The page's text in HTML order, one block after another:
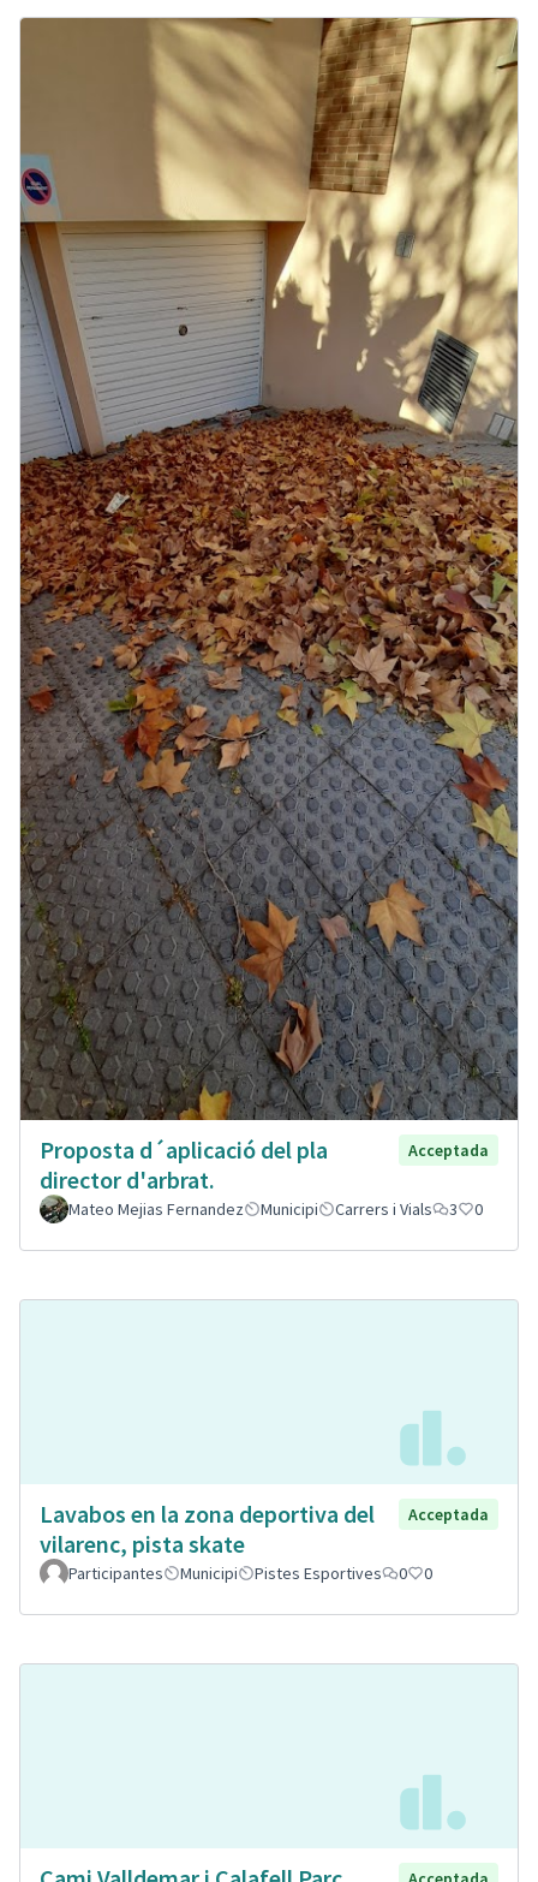
Proposta d´aplicació del pla
director d'arbrat.
Acceptada
Mateo Mejias Fernandez Municipi Carrers i Vials 3 0
Lavabos en la zona deportiva del
vilarenc, pista skate
Acceptada
Participantes Municipi Pistes Esportives 0 0